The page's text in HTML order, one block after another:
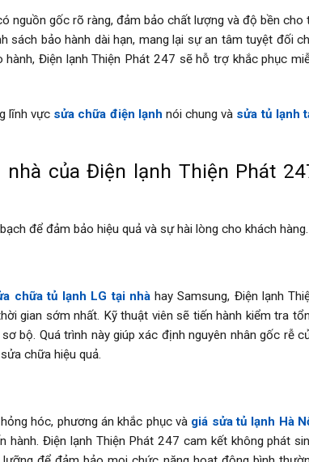
nguồn gốc rõ ràng, đảm bảo chất lượng và độ bền cho
sách bảo hành dài hạn, mang lại sự an tâm tuyệt đối
Điện lạnh Thiện Phát 247 sẽ hỗ trợ khắc phục
lĩnh vực sửa chữa điện lạnh nói chung và sửa tủ lạnh
của Điện lạnh Thiện Phát
để đảm bảo hiệu quả và sự hài lòng cho khách hàng.
chữa tủ lạnh LG tại nhàhay Samsung, Điện lạnh
gian sớm nhất. Kỹ thuật viên sẽ tiến hành kiểm tra
bộ. Quá trình này giúp xác định nguyên nhân gốc rễ
chữa hiệu quả.
hóc, phương án khắc phục và giá sửa tủ lạnh Hà
Điện lạnh Thiện Phát 247 cam kết không phát